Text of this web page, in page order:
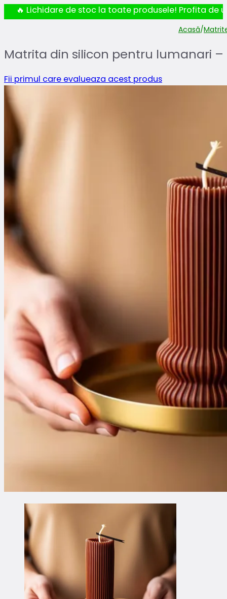
🔥 Lichidare de stoc la toate produsele! Profita de
Acasă/
Matrita din silicon pentru lumanari –
Fii primul care evalueaza acest produs